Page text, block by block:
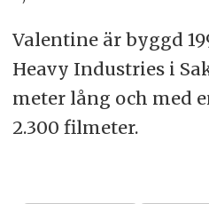
Valentine är byggd
Heavy Industries i
meter lång och med
2.300 filmeter.